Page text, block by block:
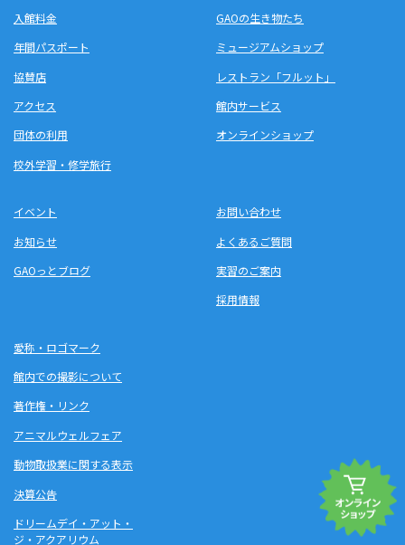
入館料金
年間パスポート
協賛店
アクセス
団体の利用
校外学習・修学旅行
GAOの生き物たち
ミュージアムショップ
レストラン「フルット」
館内サービス
オンラインショップ
イベント
お知らせ
GAOっとブログ
お問い合わせ
よくあるご質問
実習のご案内
採用情報
愛称・ロゴマーク
館内での撮影について
著作権・リンク
アニマルウェルフェア
動物取扱業に関する表示
決算公告
ドリームデイ・アット・
ジ・アクアリウム